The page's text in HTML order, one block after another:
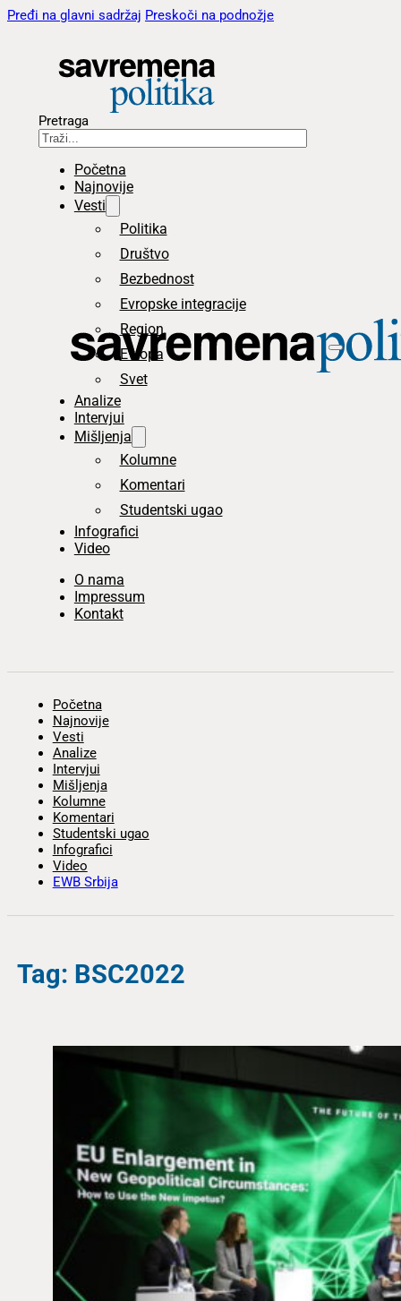
Pređi na glavni sadržaj Preskoči na podnožje
Pretraga
Početna
Najnovije
Vesti
Politika
Društvo
Bezbednost
Evropske integracije
Region
Evropa
Svet
Analize
Intervjui
Mišljenja
Kolumne
Komentari
Studentski ugao
Infografici
Video
O nama
Impressum
Kontakt
Početna
Najnovije
Vesti
Analize
Intervjui
Mišljenja
Kolumne
Komentari
Studentski ugao
Infografici
Video
EWB Srbija
Tag: BSC2022